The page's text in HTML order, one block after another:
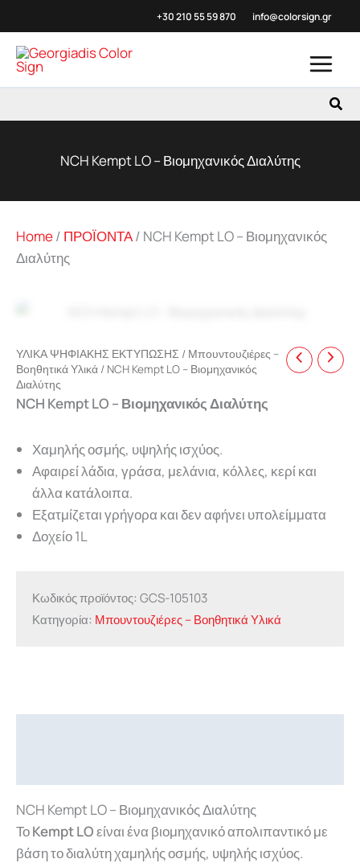
στο
περιεχόμενο
+30 210 55 59870 info@colorsign.gr
NCH Kempt LO – Βιομηχανικός Διαλύτης
Home/ ΠΡΟΪΟΝΤΑ/ NCH Kempt LO – Βιομηχανικός
Διαλύτης
ΥΛΙΚΑ ΨΗΦΙΑΚΗΣ ΕΚΤΥΠΩΣΗΣ / Μπουντουζιέρες –
Βοηθητικά Υλικά / NCH Kempt LO – Βιομηχανικός
Διαλύτης
NCH Kempt LO – Βιομηχανικός Διαλύτης
Χαμηλής οσμής, υψηλής ισχύος.
Αφαιρεί λάδια, γράσα, μελάνια, κόλλες, κερί και
άλλα κατάλοιπα.
Εξατμίζεται γρήγορα και δεν αφήνει υπολείμματα
Δοχείο 1L
Κωδικός προϊόντος: GCS-105103
Κατηγορία: Μπουντουζιέρες – Βοηθητικά Υλικά
NCH Kempt LO – Βιομηχανικός Διαλύτης
ΤοKempt LOείναι ένα βιομηχανικό απολιπαντικό με
βάση το διαλύτη χαμηλής οσμής, υψηλής ισχύος.